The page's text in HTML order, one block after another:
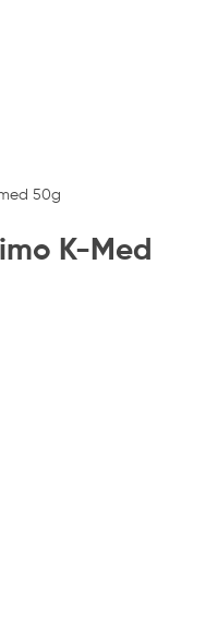
50g
K-Med